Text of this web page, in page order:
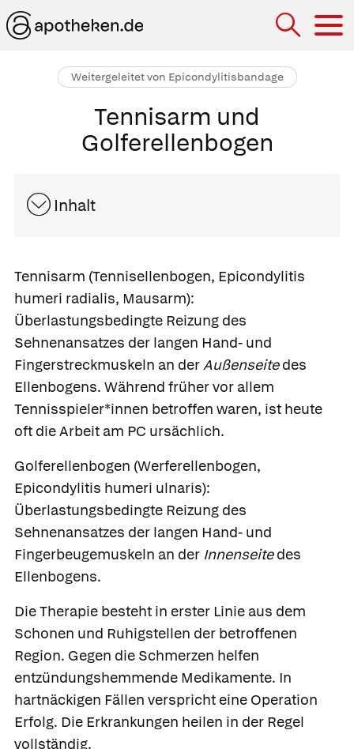
Weitergeleitet von Epicondylitisbandage
Tennisarm und
Golferellenbogen
Inhalt
Tennisarm (Tennisellenbogen, Epicondylitis
humeri radialis, Mausarm):
Überlastungsbedingte Reizung des
Sehnenansatzes der langen Hand- und
Fingerstreckmuskeln an derAußenseitedes
Ellenbogens. Während früher vor allem
Tennisspieler*innen betroffen waren, ist heute
oft die Arbeit am PC ursächlich.
Golferellenbogen (Werferellenbogen,
Epicondylitis humeri ulnaris):
Überlastungsbedingte Reizung des
Sehnenansatzes der langen Hand- und
Fingerbeugemuskeln an der Innenseitedes
Ellenbogens.
Die Therapie besteht in erster Linie aus dem
Schonen und Ruhigstellen der betroffenen
Region. Gegen die Schmerzen helfen
entzündungshemmende Medikamente. In
hartnäckigen Fällen verspricht eine Operation
Erfolg. Die Erkrankungen heilen in der Regel
vollständig.